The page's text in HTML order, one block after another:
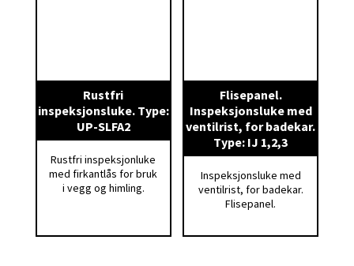
Rustfri
inspeksjonsluke. Type:
UP-SLFA2
Rustfri inspeksjonluke
med firkantlås for bruk
i vegg og himling.
Flisepanel.
Inspeksjonsluke med
ventilrist, for badekar.
Type: IJ 1,2,3
Inspeksjonsluke med
ventilrist, for badekar.
Flisepanel.